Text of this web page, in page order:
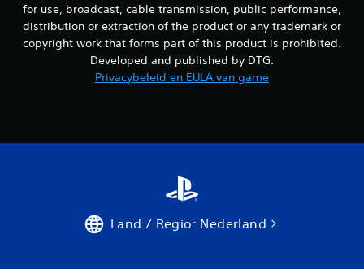
for use, broadcast, cable transmission, public performance,
distribution or extraction of the product or any trademark or
copyright work that forms part of this product is prohibited.
Developed and published by DTG.
Privacybeleid en EULA van game
Land / Regio: Nederland